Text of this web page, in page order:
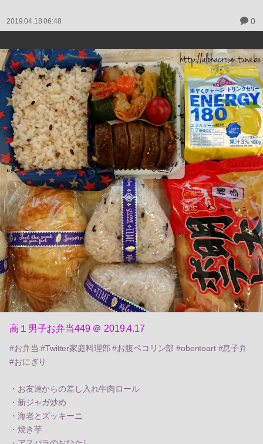
2019.04.18 06:48 0
高１男子お弁当449 ＠ 2019.4.17
#お弁当 #Twitter家庭料理部 #お腹ペコリン部 #obentoart #息子弁
#おにぎり
・お友達からの差し入れ牛肉ロール
・新ジャガ炒め
・海老とズッキーニ
・焼き芋